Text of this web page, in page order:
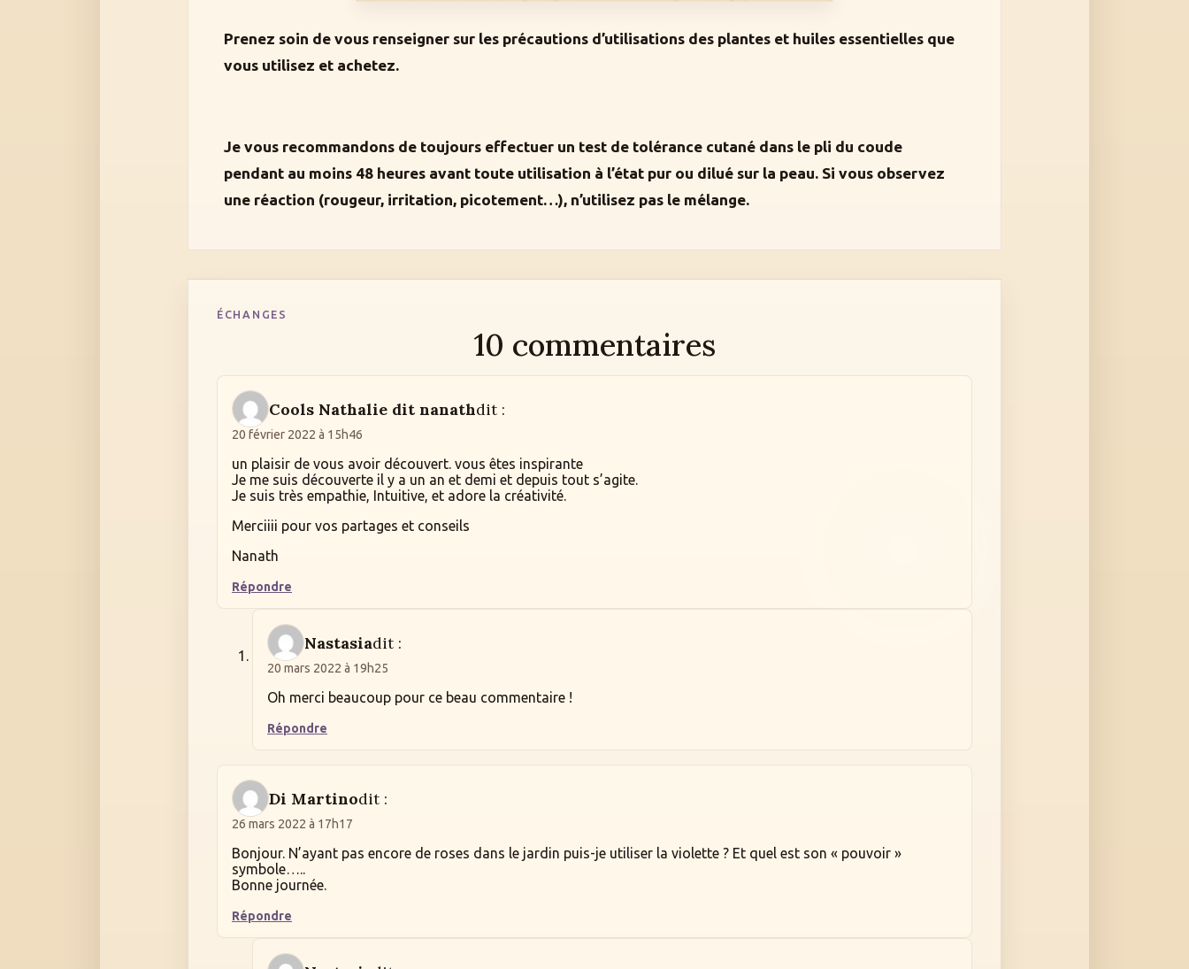
Prenez soin de vous renseigner sur les précautions d’utilisations des plantes et huiles essentielles que
vous utilisez et achetez.
Je vous recommandons de toujours effectuer un test de tolérance cutané dans le pli du coude
pendant au moins 48 heures avant toute utilisation à l’état pur ou dilué sur la peau. Si vous observez
une réaction (rougeur, irritation, picotement…), n’utilisez pas le mélange.
ÉCHANGES
10 commentaires
Cools Nathalie dit nanathdit :
20 février 2022 à 15h46
un plaisir de vous avoir découvert. vous êtes inspirante
Je me suis découverte il y a un an et demi et depuis tout s’agite.
Je suis très empathie, Intuitive, et adore la créativité.
Merciiii pour vos partages et conseils
Nanath
Répondre
Nastasiadit :
20 mars 2022 à 19h25
Oh merci beaucoup pour ce beau commentaire !
Répondre
Di Martinodit :
26 mars 2022 à 17h17
Bonjour. N’ayant pas encore de roses dans le jardin puis-je utiliser la violette ? Et quel est son « pouvoir »
symbole…..
Bonne journée.
Répondre